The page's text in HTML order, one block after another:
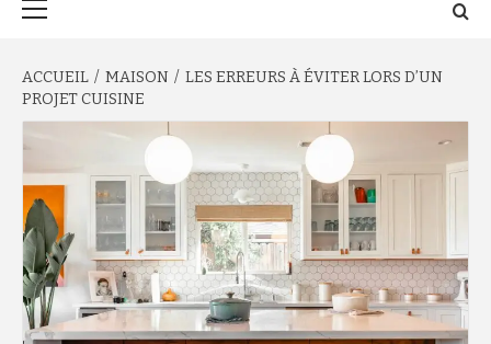
ACCUEIL MAISON
LES ERREURS À ÉVITER LORS D’UN
PROJET CUISINE